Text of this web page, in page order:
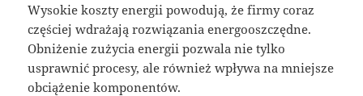
Wysokie koszty energii powodują, że firmy coraz
częściej wdrażają rozwiązania energooszczędne.
Obniżenie zużycia energii pozwala nie tylko
usprawnić procesy, ale również wpływa na mniejsze
obciążenie komponentów.